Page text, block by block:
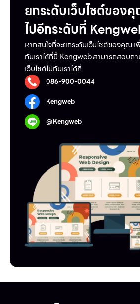
ยกระดับเว็บไซต์ของ
ไปอีกระดับที่
หากสนใจที่จะยกระดับเว็บไชต์ของคุณ เ
กับเราได้ที่นี้ Kengweb สามารถสอบถ
เว็บไชต์ไปกับเราได้ที่
086-900-0044
Kengweb
@Kengweb